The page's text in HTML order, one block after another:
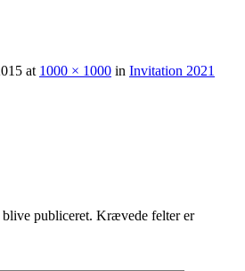
at 1000 × 1000 in Invitation 2021
publiceret. Krævede felter er